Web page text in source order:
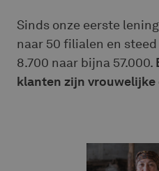
Sinds onze eerste
naar 50 filialen en
8.700 naar bijna 57.000.
klanten zijn vrouwelijke